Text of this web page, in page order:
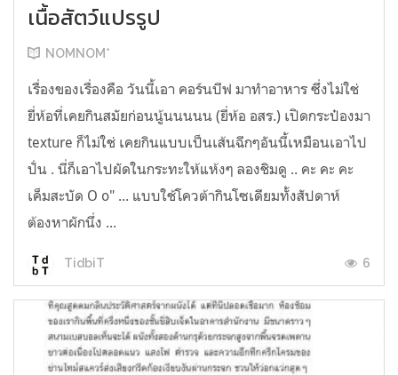
เนื้อสัตว์แปรรูป
NOMNOM*
เรื่องของเรื่องคือ วันนี้เอา คอร์นบีฟ มาทำอาหาร ซึ่งไม่ใช่
ยี่ห้อที่เคยกินสมัยก่อนนู้นนนนน (ยี่ห้อ อสร.) เปิดกระป๋องมา
texture ก็ไม่ใช่ เคยกินแบบเป็นเส้นฉีกๆอันนี้เหมือนเอาไป
ปั่น . นี่ก็เอาไปผัดในกระทะให้แห้งๆ ลองชิมดู .. คะ คะ คะ
เค็มสะบัด O o" ... แบบใช้โควต้ากินโซเดียมทั้งสัปดาห์
ต้องหาผักนึ่ง ...
TidbiT 6